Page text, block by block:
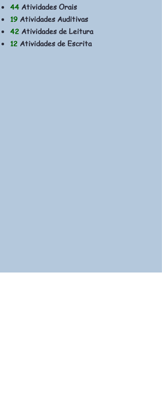
44 Atividades Orais
19 Atividades Auditivas
42 Atividades de Leitura
12 Atividades de Escrita